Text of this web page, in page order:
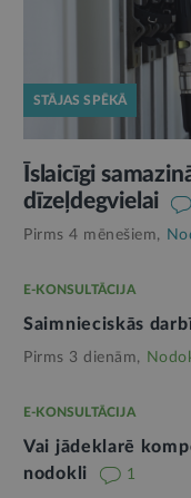
STĀJAS SPĒKĀ
Īslaicīgi
dīzeļdegvielai
Pirms 4 mēnešiem,
E-KONSULTĀCIJA
Saimnieciskās
Pirms 3 dienām,
E-KONSULTĀCIJA
Vai jādeklarē
nodokli
1